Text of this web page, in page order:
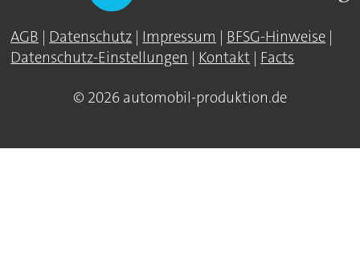
AGB | Datenschutz | Impressum | BFSG-Hinweise |
Datenschutz-Einstellungen | Kontakt | Facts
© 2026 automobil-produktion.de